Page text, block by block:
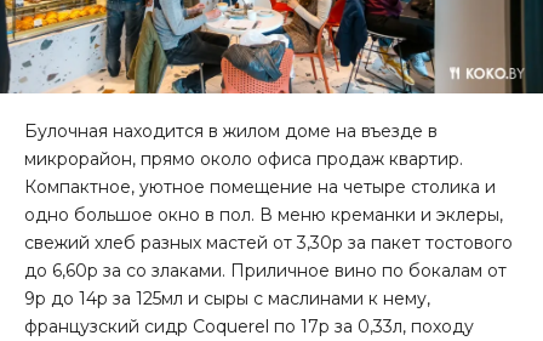
Булочная находится в жилом доме на въезде в
микрорайон, прямо около офиса продаж квартир.
Компактное, уютное помещение на четыре столика и
одно большое окно в пол. В меню креманки и эклеры,
свежий хлеб разных мастей от 3,30р за пакет тостового
до 6,60р за со злаками. Приличное вино по бокалам от
9р до 14р за 125мл и сыры с маслинами к нему,
французский сидр Coquerel по 17р за 0,33л, походу